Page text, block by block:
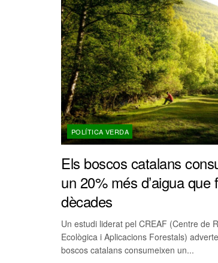
POLÍTICA VERDA
Els boscos catalans
un 20% més d’aigua que
dècades
Un estudi liderat pel CREAF (Centre de
Ecològica i Aplicacions Forestals)
boscos catalans consumeixen un...